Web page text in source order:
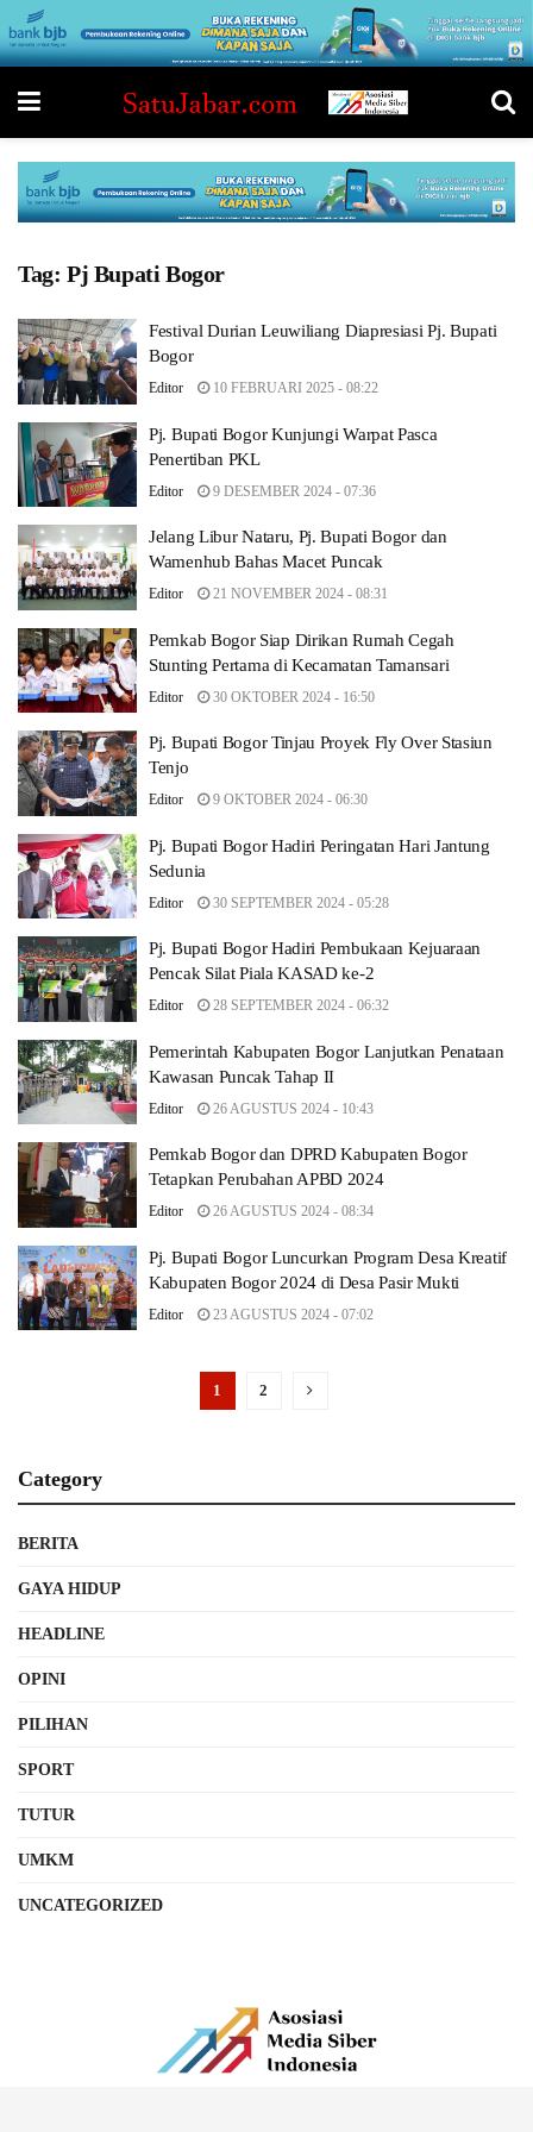
Tag: Pj Bupati Bogor
Festival Durian Leuwiliang Diapresiasi Pj. Bupati
Bogor
Editor 10 FEBRUARI 2025 - 08:22
Pj. Bupati Bogor Kunjungi Warpat Pasca
Penertiban PKL
Editor 9 DESEMBER 2024 - 07:36
Jelang Libur Nataru, Pj. Bupati Bogor dan
Wamenhub Bahas Macet Puncak
Editor 21 NOVEMBER 2024 - 08:31
Pemkab Bogor Siap Dirikan Rumah Cegah
Stunting Pertama di Kecamatan Tamansari
Editor 30 OKTOBER 2024 - 16:50
Pj. Bupati Bogor Tinjau Proyek Fly Over Stasiun
Tenjo
Editor 9 OKTOBER 2024 - 06:30
Pj. Bupati Bogor Hadiri Peringatan Hari Jantung
Sedunia
Editor 30 SEPTEMBER 2024 - 05:28
Pj. Bupati Bogor Hadiri Pembukaan Kejuaraan
Pencak Silat Piala KASAD ke-2
Editor 28 SEPTEMBER 2024 - 06:32
Pemerintah Kabupaten Bogor Lanjutkan Penataan
Kawasan Puncak Tahap II
Editor 26 AGUSTUS 2024 - 10:43
Pemkab Bogor dan DPRD Kabupaten Bogor
Tetapkan Perubahan APBD 2024
Editor 26 AGUSTUS 2024 - 08:34
Pj. Bupati Bogor Luncurkan Program Desa Kreatif
Kabupaten Bogor 2024 di Desa Pasir Mukti
Editor 23 AGUSTUS 2024 - 07:02
1 2
Category
BERITA
GAYA HIDUP
HEADLINE
OPINI
PILIHAN
SPORT
TUTUR
UMKM
UNCATEGORIZED